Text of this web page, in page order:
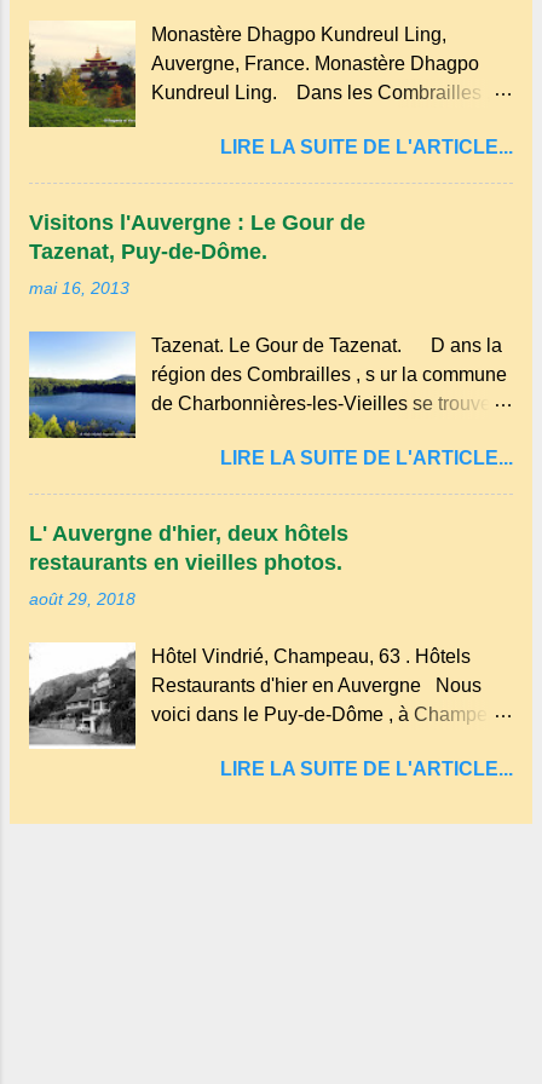
ou salée. Traditionnellement, elle est
réalisée avec des ingrédients simples
comme la farine, les œufs, le lait et une
y ajouter du sucre et des fruits comme des
pommes ou des myrtilles. Son nom
pourrait être dérivé du terme occitan
pascada , qui signifie...
Monastère Dhagpo Kundreul Ling,
Auvergne, France. Monastère Dhagpo
Kundreul Ling. Dans les Combrailles ,
trouve un site Bouddhiste, composé de
deux ermitages monastiques, dont le
dit "le Bost" sur la commune de Biollet ,
un des plus importants centres d'Europe.
dresse dans les nuages et brille au
moindre rayon de soleil, attirant le regard.
Bien entouré de verdure, d'un étang,
d'art sacré, d'un jardin des souvenirs tout
cela dans un grand parc arboré.
LIRE LA SUITE DE L'ARTICLE...
Visitons l'Auvergne : Le Gour de
Tazenat, Puy-de-Dôme.
mai 16, 2013
Tazenat. Le Gour de Tazenat. D ans la
région des Combrailles , s ur la commune
de Charbonnières-les-Vieilles se trouve le
(cratère d'explosion) rempli d’eau, appelé
: le Lac de Tazenat ou Tazanat, il est le
premier et le plus au nord de la Chaîne
des Puys qui en compte près de soixante.
En Auvergne on dit : un " Gour " c 'est
Longtemps considéré comme "sans fond"
et en forme d'entonnoir entraînant vers les
entrailles de la terre, les malheureux qui
LIRE LA SUITE DE L'ARTICLE...
L' Auvergne d'hier, deux hôtels
restaurants en vieilles photos.
août 29, 2018
Hôtel Vindrié, Champeau, 63 . Hôtels
Restaurants d'hier en Auvergne Nous
voici dans le Puy-de-Dôme , à Champeau
commune de Servant . L'Hôtel-Restaurant
fritures, ses truites, son jambon de pays et
LIRE LA SUITE DE L'ARTICLE...